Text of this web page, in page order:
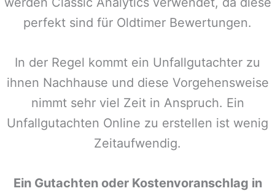
perfekt sind für Oldtimer Bewertungen.
In der Regel kommt ein Unfallgutachter zu
ihnen Nachhause und diese Vorgehensweise
nimmt sehr viel Zeit in Anspruch. Ein
Unfallgutachten Online zu erstellen ist wenig
Zeitaufwendig.
Ein Gutachten oder Kostenvoranschlag in